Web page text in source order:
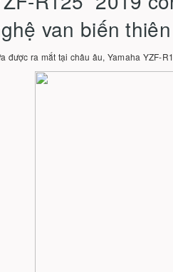
van biến
được ra mắt tại châu âu, Yamaha YZF-